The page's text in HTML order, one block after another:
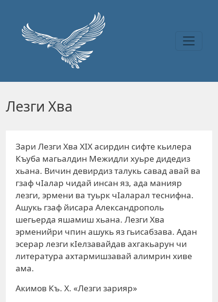
Лезги Хва
Зари Лезги Хва XIX асирдин сифте кьилера
Къуба магьалдин Межидли хуьре дидедиз
хьана. Вичин девирдиз талукь савад авай ва
гзаф чIалар чидай инсан яз, ада манияр
лезги, эрмени ва туьрк чIаларал теснифна.
Ашукь гзаф йисара Александрополь
шегьерда яшамиш хьана. Лезги Хва
эрменийри чпин ашукь яз гьисабзава. Адан
эсерар лезги кIелзавайдав ахгакьарун чи
литература ахтармишзавай алимрин хиве
ама.
Акимов Къ. Х. «Лезги зарияр»